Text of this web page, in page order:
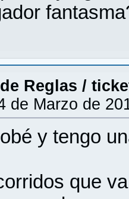
Reglas /
de Marzo de
y tengo
que